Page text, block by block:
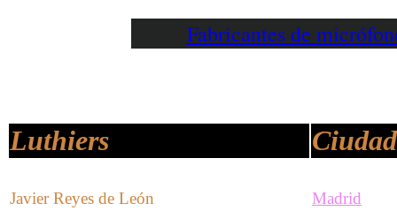
Fabricantes de
Luthiers
Javier Reyes de León
Madrid